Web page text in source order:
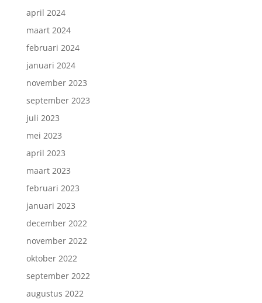
april 2024
maart 2024
februari 2024
januari 2024
november 2023
september 2023
juli 2023
mei 2023
april 2023
maart 2023
februari 2023
januari 2023
december 2022
november 2022
oktober 2022
september 2022
augustus 2022